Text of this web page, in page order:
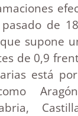
de
supone
de 0,9
está